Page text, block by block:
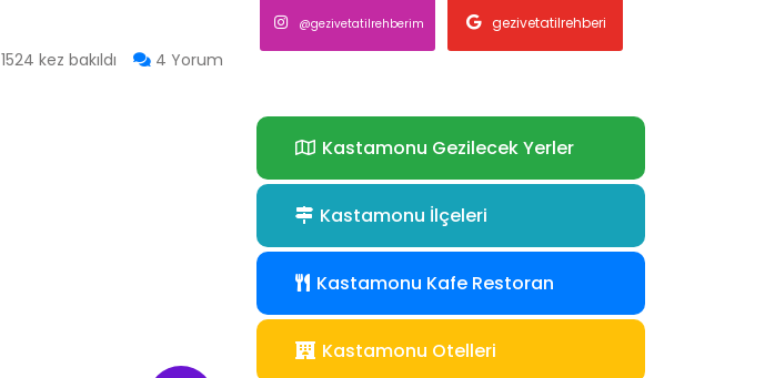
1524 kez bakıldı 4 Yorum
@gezivetatilrehberim gezivetatilrehberi
Kastamonu Gezilecek Yerler
Kastamonu İlçeleri
Kastamonu Kafe Restoran
Kastamonu Otelleri